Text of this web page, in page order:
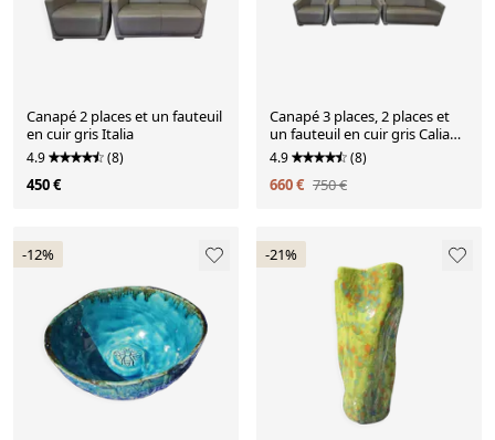
Canapé 2 places et un fauteuil
en cuir gris Italia
4.9 (8)
450 €
Canapé 3 places, 2 places et
un fauteuil en cuir gris Calia
Italia
4.9 (8)
660 € 750 €
-12% -21%